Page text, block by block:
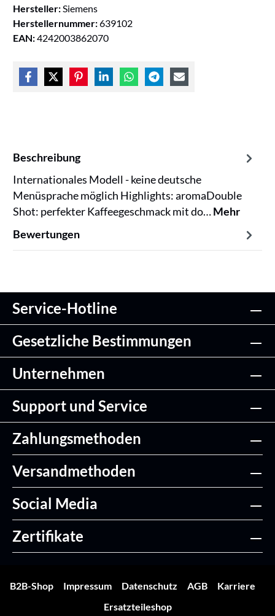
Hersteller: Siemens
Herstellernummer:639102
EAN:4242003862070
Beschreibung
Internationales Modell - keine deutsche
Menüsprache möglich Highlights: aromaDouble
Shot: perfekter Kaffeegeschmack mit do…Mehr
Bewertungen
Service-Hotline
Gesetzliche Bestimmungen
Unternehmen
Support und Service
Zahlungsmethoden
Versandmethoden
Social Media
Zertifikate
B2B-Shop Impressum Datenschutz AGB
Karriere
Ersatzteileshop